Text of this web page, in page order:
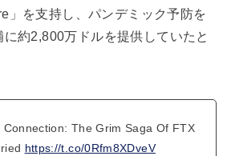
」を支持し、パンデミック予防を
約2,800万ドルを提供していたと
The Grim Saga Of FTX
https://t.co/0Rfm8XDveV